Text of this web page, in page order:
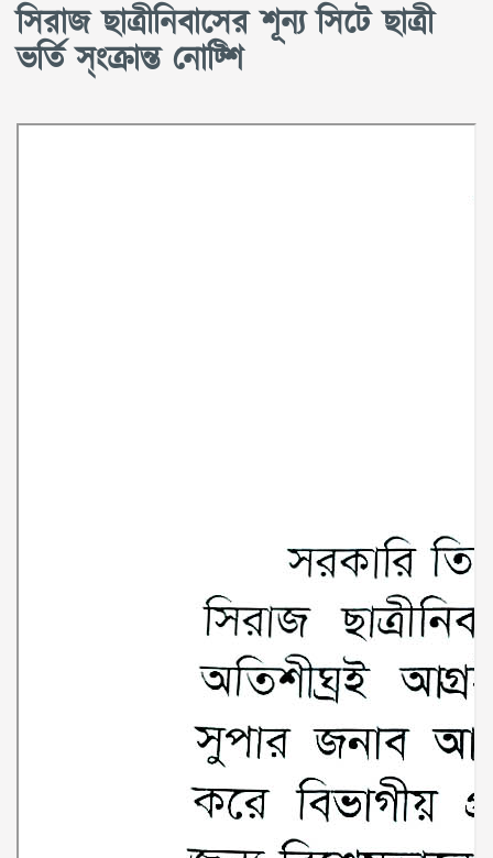
সিরাজ ছাত্রীনিবাসের শূন্য সিটে ছাত্রী
ভর্তি স্ংক্রান্ত নোট্শি